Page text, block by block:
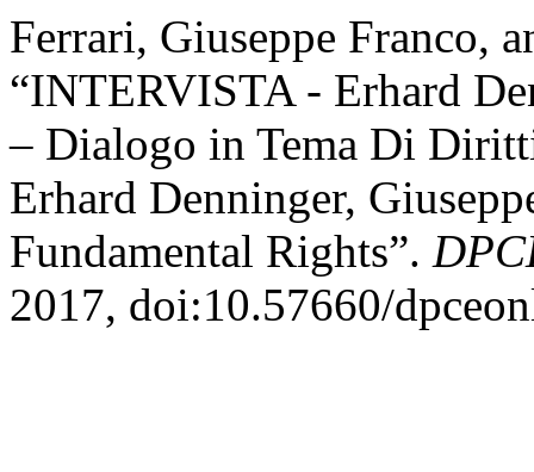
Ferrari, Giuseppe Franco,
“INTERVISTA - Erhard
– Dialogo in Tema Di
Erhard Denninger,
Fundamental Rights”.
2017, doi:10.57660/